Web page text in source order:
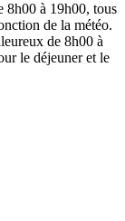
8h00 à 19h00, tous
de la météo.
de 8h00 à
le déjeuner et le